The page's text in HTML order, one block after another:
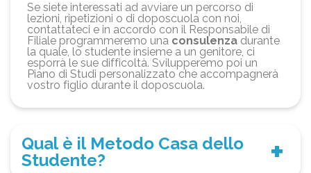
Se siete interessati ad avviare un percorso di
lezioni, ripetizioni o di doposcuola con noi,
contattateci e in accordo con il Responsabile di
Filiale programmeremo una consulenza durante
la quale, lo studente insieme a un genitore, ci
esporrà le sue difficoltà. Svilupperemo poi un
Piano di Studi personalizzato che accompagnerà
vostro figlio durante il doposcuola.
Qual è il Metodo Casa dello
Studente?